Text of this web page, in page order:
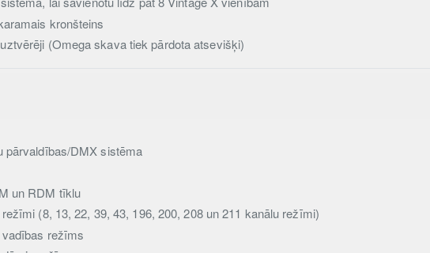
kronšteins
(Omega skava tiek pārdota atsevišķi)
pārvaldības/DMX sistēma
un RDM tīklu
(8, 13, 22, 39, 43, 196, 200, 208 un 211 kanālu režīmi)
vadības režīms